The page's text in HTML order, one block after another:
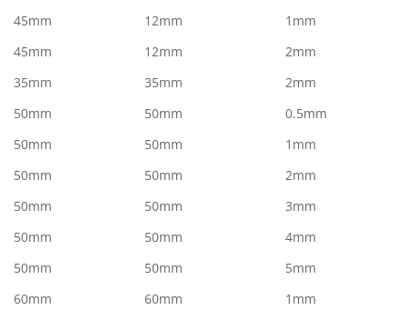
45mm
12mm
1mm
45mm
12mm
2mm
35mm
35mm
2mm
50mm
50mm
0.5mm
50mm
50mm
1mm
50mm
50mm
2mm
50mm
50mm
3mm
50mm
50mm
4mm
50mm
50mm
5mm
60mm
60mm
1mm